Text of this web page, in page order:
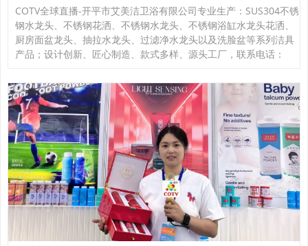
COTV全球直播-开平市艾美洁卫浴有限公司专业生产：SUS304不锈
钢水龙头、不锈钢花洒、不锈钢水龙头、不锈钢浴缸水龙头花洒、
厨房面盆龙头、抽拉水龙头、过滤净水龙头以及洗脸盆等系列洁具
产品；设计创新、匠心制造、款式多样、源头工厂，联系电话：